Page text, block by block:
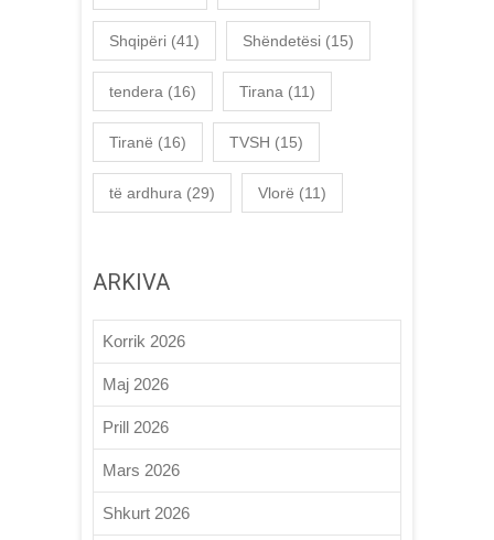
Shqipëri (41) Shëndetësi (15)
tendera (16) Tirana (11)
Tiranë (16) TVSH (15)
të ardhura (29) Vlorë (11)
ARKIVA
Korrik 2026
Maj 2026
Prill 2026
Mars 2026
Shkurt 2026